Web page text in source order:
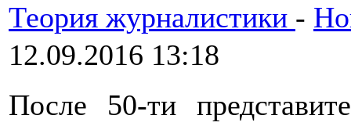
Теория журналистики -
12.09.2016 13:18
После 50-ти